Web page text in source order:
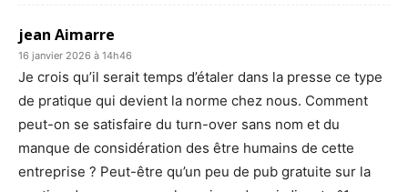
jean Aimarre
16 janvier 2026 à 14h46
Je crois qu’il serait temps d’étaler dans la presse ce type
de pratique qui devient la norme chez nous. Comment
peut-on se satisfaire du turn-over sans nom et du
manque de considération des être humains de cette
entreprise ? Peut-être qu’un peu de pub gratuite sur la